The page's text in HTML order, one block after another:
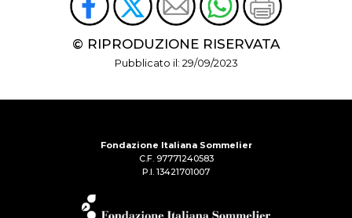
© RIPRODUZIONE RISERVATA
Pubblicato il: 29/09/2023
Fondazione Italiana Sommelier
C.F. 97771240583
P.I. 13421701007